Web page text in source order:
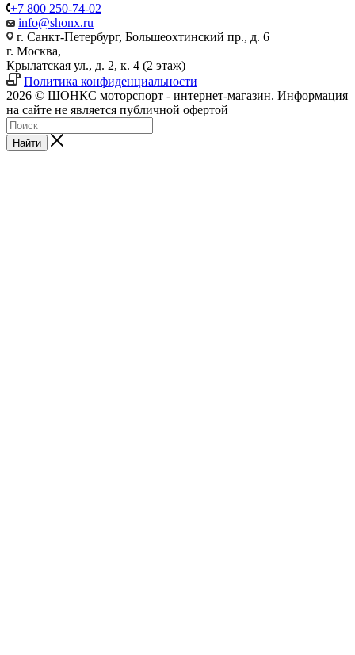
+7 800 250-74-02
info@shonx.ru
г. Санкт-Петербург, Большеохтинский пр., д. 6
г. Москва,
Крылатская ул., д. 2, к. 4 (2 этаж)
Политика конфиденциальности
2026 © ШОНКС моторспорт - интернет-магазин. Информация
на сайте не является публичной офертой
Найти